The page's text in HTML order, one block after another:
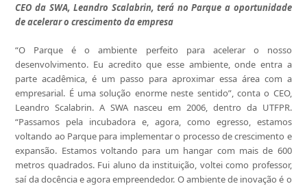
CEO da SWA, Leandro Scalabrin, terá no Parque a oportunidade
de acelerar o crescimento da empresa
“O Parque é o ambiente perfeito para acelerar o nosso
desenvolvimento. Eu acredito que esse ambiente, onde entra a
parte acadêmica, é um passo para aproximar essa área com a
empresarial. É uma solução enorme neste sentido”, conta o CEO,
Leandro Scalabrin. A SWA nasceu em 2006, dentro da UTFPR.
“Passamos pela incubadora e, agora, como egresso, estamos
voltando ao Parque para implementar o processo de crescimento e
expansão. Estamos voltando para um hangar com mais de 600
metros quadrados. Fui aluno da instituição, voltei como professor,
saí da docência e agora empreendedor. O ambiente de inovação é o